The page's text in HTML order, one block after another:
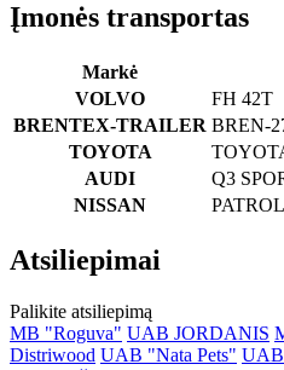
Įmonės transportas
Markė
VOLVO
FH 42T
BRENTEX-TRAILER BREN-
TOYOTA
AUDI
Q3
NISSAN
PATROL
Atsiliepimai
Palikite atsiliepimą
MB "Roguva" UAB JORDANIS
Distriwood UAB "Nata Pets" UAB